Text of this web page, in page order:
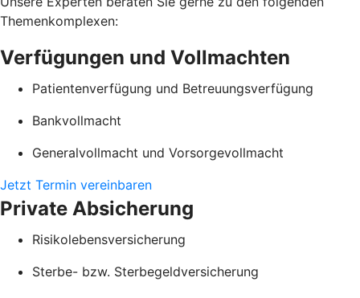
Themenkomplexen:
Verfügungen und Vollmachten
Patientenverfügung und Betreuungsverfügung
Bankvollmacht
Generalvollmacht und Vorsorgevollmacht
Jetzt Termin vereinbaren
Private Absicherung
Risikolebensversicherung
Sterbe- bzw. Sterbegeldversicherung